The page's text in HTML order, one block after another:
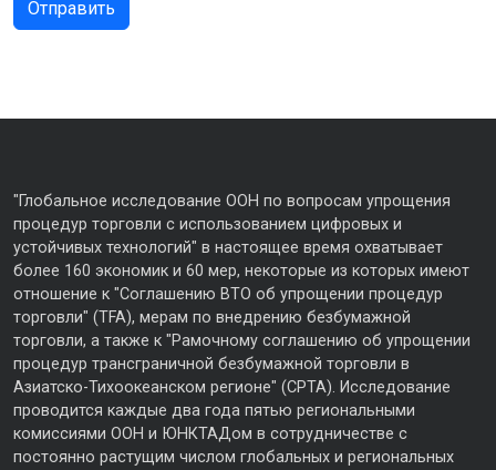
"Глобальное исследование ООН по вопросам упрощения
процедур торговли с использованием цифровых и
устойчивых технологий" в настоящее время охватывает
более 160 экономик и 60 мер, некоторые из которых имеют
отношение к "Соглашению ВТО об упрощении процедур
торговли" (TFA), мерам по внедрению безбумажной
торговли, а также к "Рамочному соглашению об упрощении
процедур трансграничной безбумажной торговли в
Азиатско-Тихоокеанском регионе" (CPTA). Исследование
проводится каждые два года пятью региональными
комиссиями ООН и ЮНКТАДом в сотрудничестве с
постоянно растущим числом глобальных и региональных